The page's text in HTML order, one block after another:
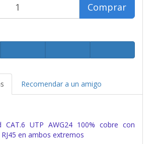
Comprar
Recomendar a un amigo
CAT.6 UTP AWG24 100% cobre con
en ambos extremos